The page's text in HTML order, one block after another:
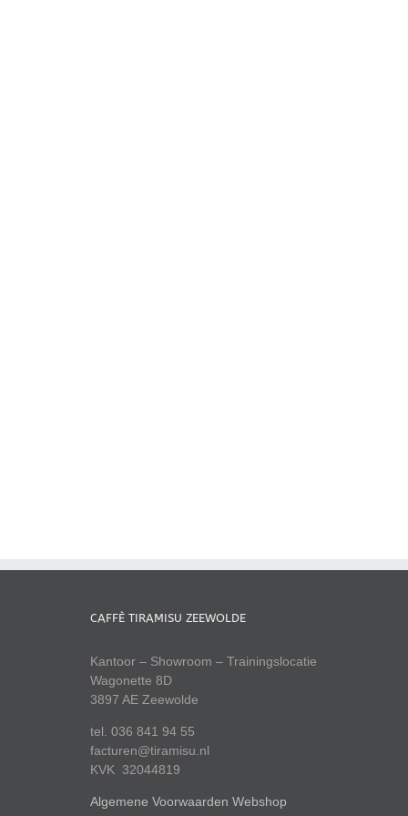
CAFFÈ TIRAMISU ZEEWOLDE
Kantoor – Showroom – Trainingslocatie
Wagonette 8D
3897 AE Zeewolde
tel. 036 841 94 55
facturen@tiramisu.nl
KVK 32044819
Algemene Voorwaarden Webshop